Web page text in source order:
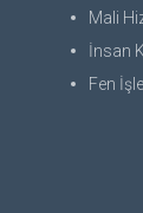
Mali
İnsan
Fen